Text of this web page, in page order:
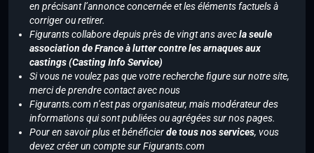
en précisant l’annonce concernée et les éléments factuels à
corriger ou retirer.
Figurants collabore depuis près de vingt ans avecla seule
association de France à lutter contre les arnaques aux
castings (Casting Info Service)
Si vous ne voulez pas que votre recherche figure sur notre site,
merci de prendre contact avec nous
Figurants.com n’est pas organisateur, mais modérateur des
informations qui sont publiées ou agrégées sur nos pages.
Pour en savoir plus et bénéficierde tous nos services, vous
devez créer un compte sur Figurants.com